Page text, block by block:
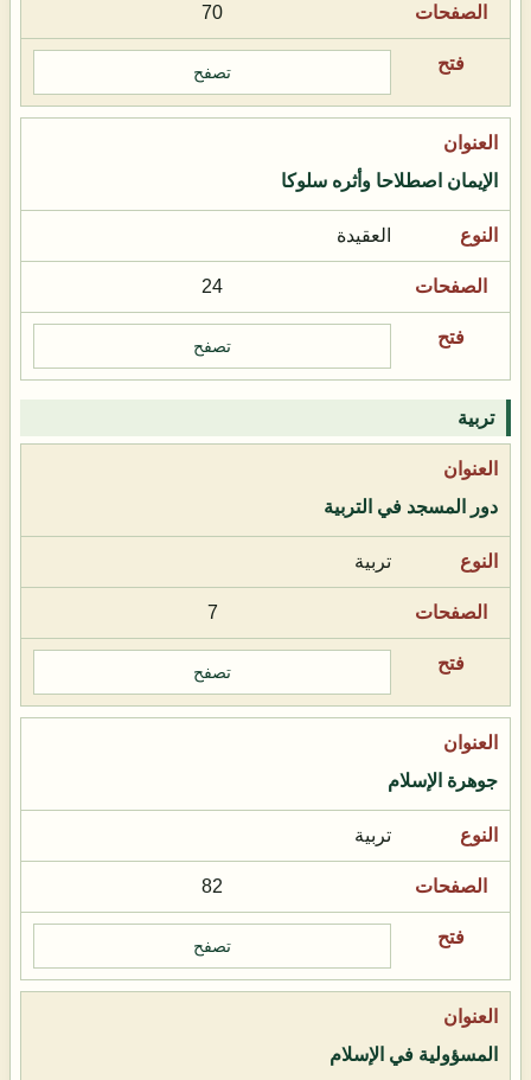
70
تصفح
الإيمان اصطلاحا وأثره سلوكا
العقيدة
24
تصفح
تربية
دور المسجد في التربية
تربية
7
تصفح
جوهرة الإسلام
تربية
82
تصفح
المسؤولية في الإسلام